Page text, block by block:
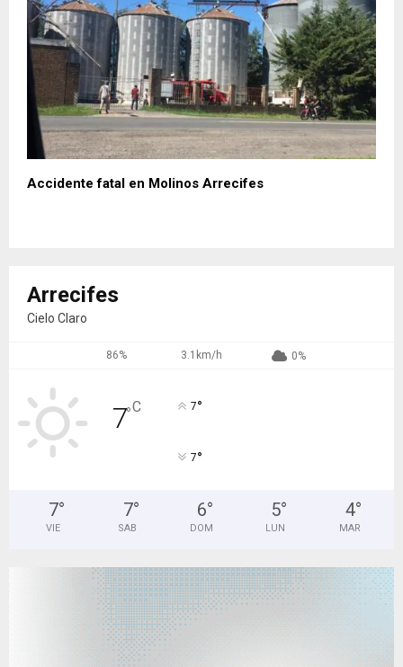
Accidente fatal en Molinos Arrecifes
Arrecifes
Cielo Claro
86% 3.1km/h 0%
7°C 7°
7°
7°
VIE
7°
SAB
6°
DOM
5°
LUN
4°
MAR